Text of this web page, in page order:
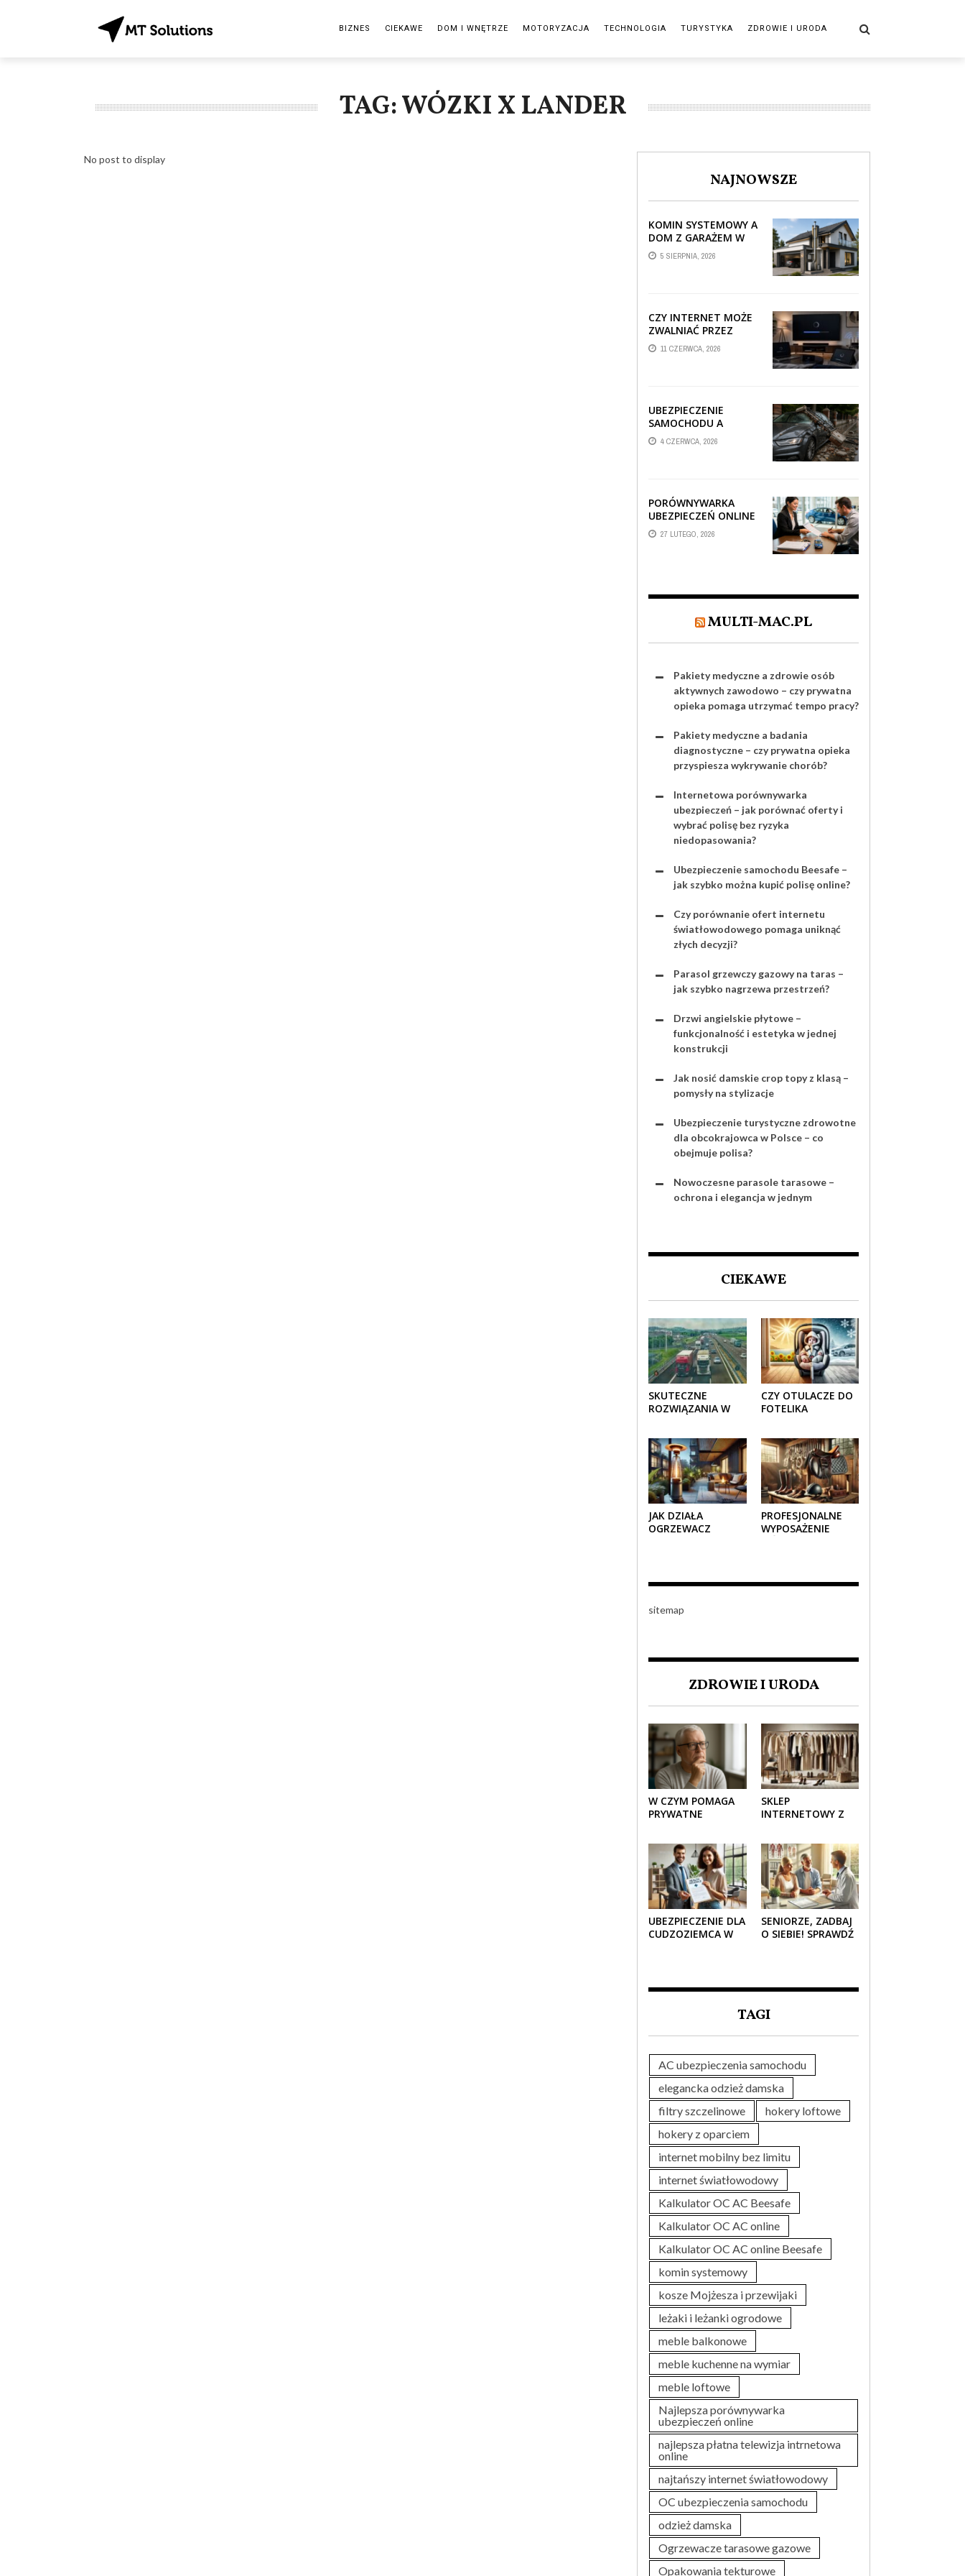
BIZNES CIEKAWE DOM I WNĘTRZE MOTORYZACJA TECHNOLOGIA TURYSTYKA ZDROWIE I URODA
TAG: WÓZKI X LANDER
No post to display
NAJNOWSZE
KOMIN SYSTEMOWY A
DOM Z GARAŻEM W
BRYLE – JAK STREFA
TECHNICZNA WPŁYWA
5 SIERPNIA, 2026
CZY INTERNET MOŻE
ZWALNIAĆ PRZEZ
AUTOMATYCZNE
AKTUALIZACJE
11 CZERWCA, 2026
UBEZPIECZENIE
SAMOCHODU A
SZKODA PO
USZKODZENIU AUTA
4 CZERWCA, 2026
PORÓWNYWARKA
UBEZPIECZEŃ ONLINE
– JAK WYBRAĆ POLISĘ,
KTÓRA REALNIE
27 LUTEGO, 2026
MULTI-MAC.PL
Pakiety medyczne a zdrowie osób
aktywnych zawodowo – czy prywatna
opieka pomaga utrzymać tempo pracy?
Pakiety medyczne a badania
diagnostyczne – czy prywatna opieka
przyspiesza wykrywanie chorób?
Internetowa porównywarka
ubezpieczeń – jak porównać oferty i
wybrać polisę bez ryzyka
niedopasowania?
Ubezpieczenie samochodu Beesafe –
jak szybko można kupić polisę online?
Czy porównanie ofert internetu
światłowodowego pomaga uniknąć
złych decyzji?
Parasol grzewczy gazowy na taras –
jak szybko nagrzewa przestrzeń?
Drzwi angielskie płytowe –
funkcjonalność i estetyka w jednej
konstrukcji
Jak nosić damskie crop topy z klasą –
pomysły na stylizacje
Ubezpieczenie turystyczne zdrowotne
dla obcokrajowca w Polsce – co
obejmuje polisa?
Nowoczesne parasole tarasowe –
ochrona i elegancja w jednym
CIEKAWE
SKUTECZNE
ROZWIĄZANIA W
DREWNIANE I
TEKTUROWE
CZY OTULACZE DO
FOTELIKA
LATEM I ZIMĄ?
JAK DZIAŁA
OGRZEWACZ
PROFESJONALNE
WYPOSAŻENIE
sitemap
ZDROWIE I URODA
W CZYM POMAGA
PRYWATNE
SENIOROM?
SKLEP
INTERNETOWY Z
KLASYKA, SZYK I
NOWOCZESNOŚĆ
UBEZPIECZENIE DLA
CUDZOZIEMCA W
SENIORZE, ZADBAJ
O SIEBIE! SPRAWDŹ
TAGI
AC ubezpieczenia samochodu
elegancka odzież damska
filtry szczelinowe
hokery loftowe
hokery z oparciem
internet mobilny bez limitu
internet światłowodowy
Kalkulator OC AC Beesafe
Kalkulator OC AC online
Kalkulator OC AC online Beesafe
komin systemowy
kosze Mojżesza i przewijaki
leżaki i leżanki ogrodowe
meble balkonowe
meble kuchenne na wymiar
meble loftowe
Najlepsza porównywarka
ubezpieczeń online
najlepsza płatna telewizja intrnetowa
online
najtańszy internet światłowodowy
OC ubezpieczenia samochodu
odzież damska
Ogrzewacze tarasowe gazowe
Opakowania tekturowe